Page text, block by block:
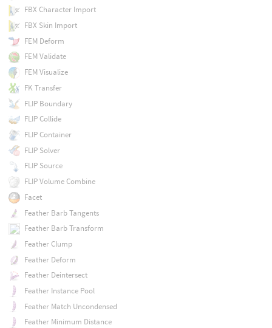
FBX Character Import
FBX Skin Import
FEM Deform
FEM Validate
FEM Visualize
FK Transfer
FLIP Boundary
FLIP Collide
FLIP Container
FLIP Solver
FLIP Source
FLIP Volume Combine
Facet
Feather Barb Tangents
Feather Barb Transform
Feather Clump
Feather Deform
Feather Deintersect
Feather Instance Pool
Feather Match Uncondensed
Feather Minimum Distance